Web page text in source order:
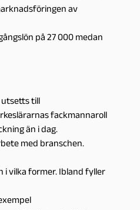
av
på 27 000 medan
utsetts till
fackmannaroll
än i dag.
med branschen.
i vilka former. Ibland fyller